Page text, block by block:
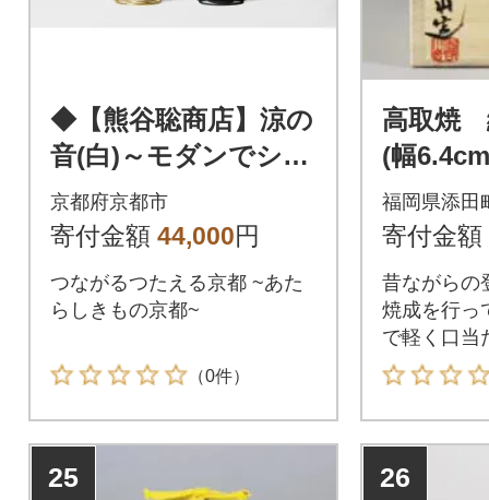
◆【熊谷聡商店】涼の
音(白)～モダンでシッ
クな陶磁器製の置き型
風鈴～
京都府京都市
寄付金額 44,000円
つながるつたえる京都 ~あた
らしきもの京都~
（0件）
高取焼
(幅
桐箱入り
福岡県添田
寄付金額
昔ながらの
焼成を行っ
で軽く口当
すいです。
25 26